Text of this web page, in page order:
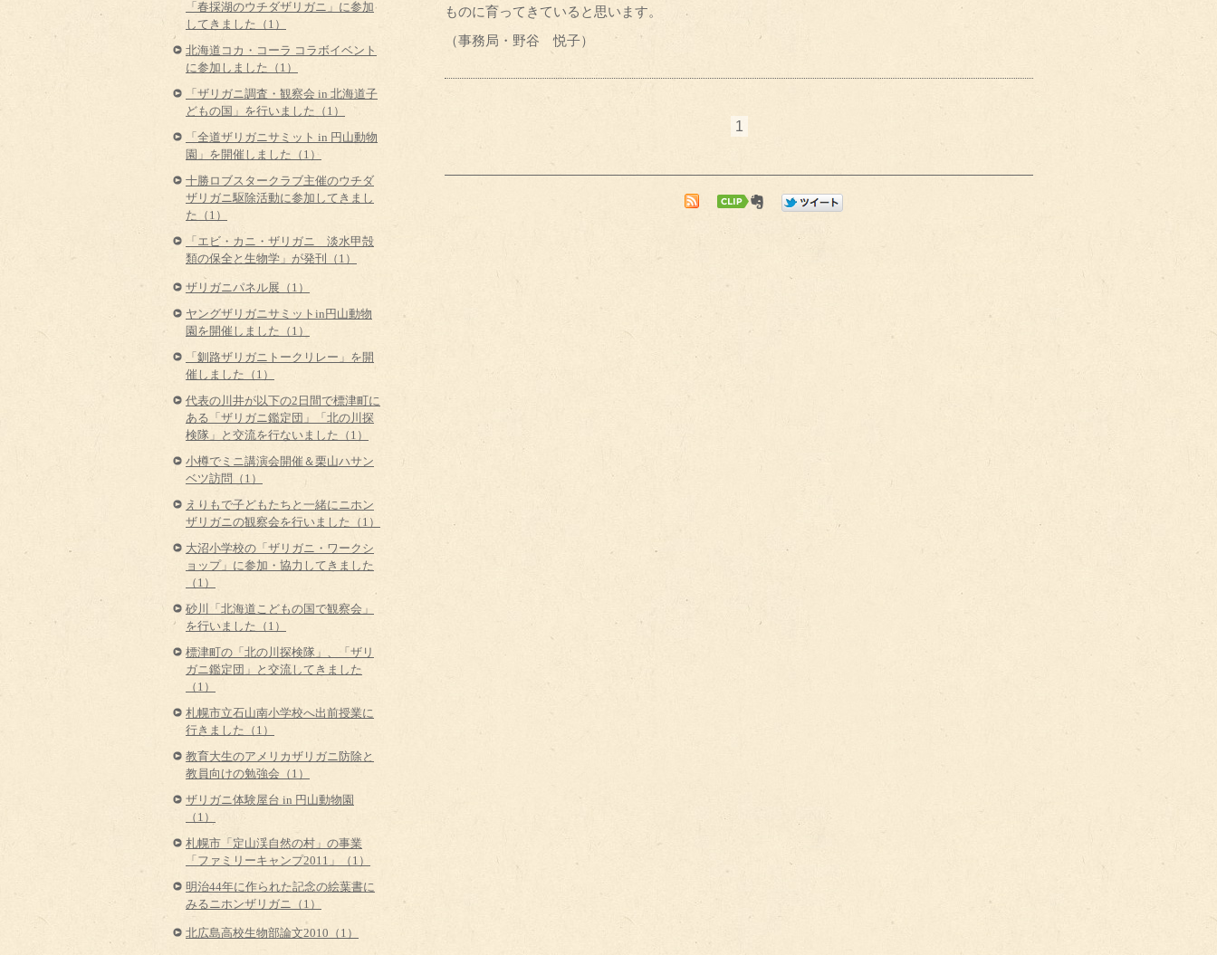
ものに育ってきていると思います。
（事務局・野谷 悦子）
1
「春採湖のウチダザリガニ」に参加
してきました（1）
北海道コカ・コーラ コラボイベント
に参加しました（1）
「ザリガニ調査・観察会 in 北海道子
どもの国」を行いました（1）
「全道ザリガニサミット in 円山動物
園」を開催しました（1）
十勝ロブスタークラブ主催のウチダ
ザリガニ駆除活動に参加してきまし
た（1）
「エビ・カニ・ザリガニ 淡水甲殻
類の保全と生物学」が発刊（1）
ザリガニパネル展（1）
ヤングザリガニサミットin円山動物
園を開催しました（1）
「釧路ザリガニトークリレー」を開
催しました（1）
代表の川井が以下の2日間で標津町に
ある「ザリガニ鑑定団」「北の川探
検隊」と交流を行ないました（1）
小樽でミニ講演会開催＆栗山ハサン
ベツ訪問（1）
えりもで子どもたちと一緒にニホン
ザリガニの観察会を行いました（1）
大沼小学校の「ザリガニ・ワークシ
ョップ」に参加・協力してきました
（1）
砂川「北海道こどもの国で観察会」
を行いました（1）
標津町の「北の川探検隊」、「ザリ
ガニ鑑定団」と交流してきました
（1）
札幌市立石山南小学校へ出前授業に
行きました（1）
教育大生のアメリカザリガニ防除と
教員向けの勉強会（1）
ザリガニ体験屋台 in 円山動物園
（1）
札幌市「定山渓自然の村」の事業
「ファミリーキャンプ2011」（1）
明治44年に作られた記念の絵葉書に
みるニホンザリガニ（1）
北広島高校生物部論文2010（1）